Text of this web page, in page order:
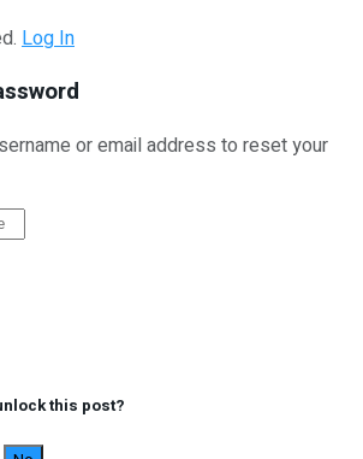
Log In
or email address to reset your
this post?